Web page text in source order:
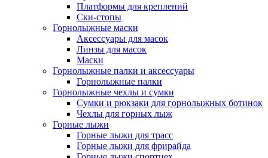
Платформы для креплений
Ски-стопы
Горнолыжные маски
Аксессуары для масок
Линзы для масок
Маски
Горнолыжные палки и аксессуары
Горнолыжные палки
Горнолыжные чехлы и сумки
Сумки и рюкзаки для горнолыжных ботинок
Чехлы для горных лыж
Горные лыжи
Горные лыжи для трасс
Горные лыжи для фрирайда